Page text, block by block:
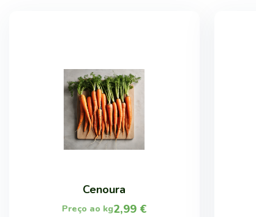
Cenoura
2,99 €
Preço ao kg